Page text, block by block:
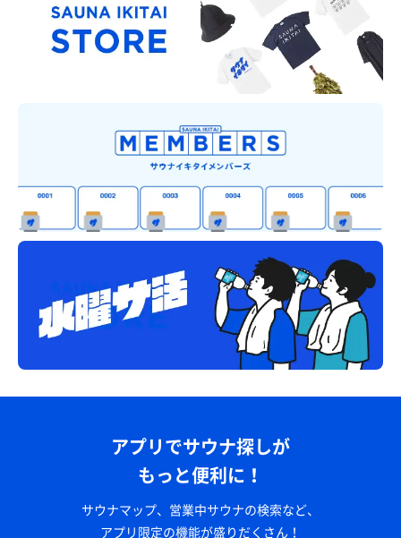
アプリでサウナ探しが
もっと便利に！
サウナマップ、営業中サウナの検索など、
アプリ限定の機能が盛りだくさん！